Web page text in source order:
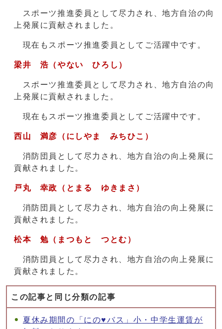
スポーツ推進委員として尽力され、地方自治の向
上発展に貢献されました。
現在もスポーツ推進委員としてご活躍中です。
梁井 浩（やない ひろし）
スポーツ推進委員として尽力され、地方自治の向
上発展に貢献されました。
現在もスポーツ推進委員としてご活躍中です。
西山 満彦（にしやま みちひこ）
消防団員として尽力され、地方自治の向上発展に
貢献されました。
戸丸 幸政（とまる ゆきまさ）
消防団員として尽力され、地方自治の向上発展に
貢献されました。
松本 勉（まつもと つとむ）
消防団員として尽力され、地方自治の向上発展に
貢献されました。
この記事と同じ分類の記事
夏休み期間の「にの♥バス」小・中学生運賃が